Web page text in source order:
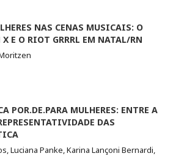
NAS CENAS MUSICAIS: O
E O RIOT GRRRL EM NATAL/RN
MULHERES: ENTRE A
DAS
Luciana Panke, Karina Lançoni Bernardi,